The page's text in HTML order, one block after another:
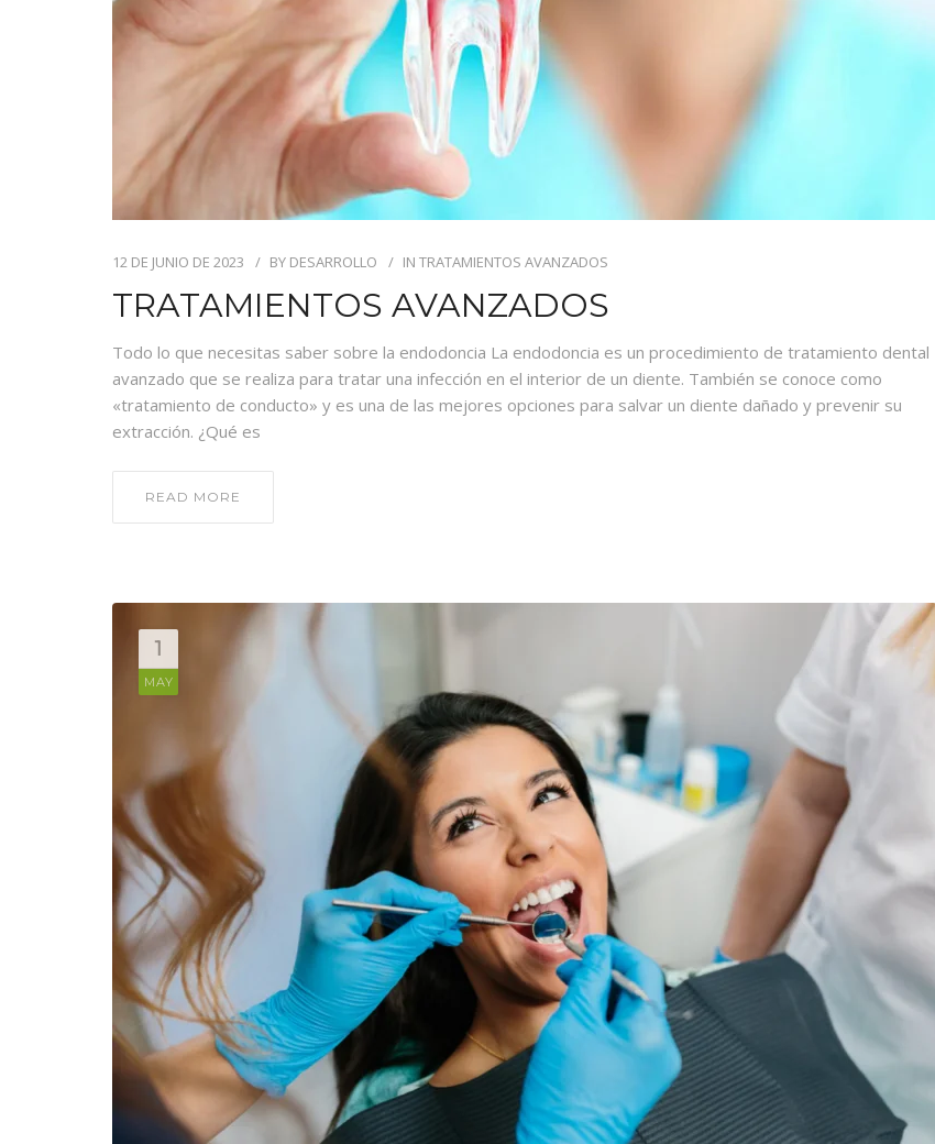
12 DE JUNIO DE 2023 BY DESARROLLO IN TRATAMIENTOS AVANZADOS
TRATAMIENTOS AVANZADOS
Todo lo que necesitas saber sobre la endodoncia La endodoncia es un procedimiento de tratamiento dental
avanzado que se realiza para tratar una infección en el interior de un diente. También se conoce como
«tratamiento de conducto» y es una de las mejores opciones para salvar un diente dañado y prevenir su
extracción. ¿Qué es
READ MORE
1
MAY